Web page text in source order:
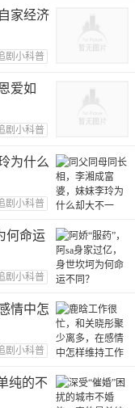
家经济
剧小科普
爱如
剧小科普
为什么
剧小科普
何命运
剧小科普
情中怎
剧小科普
纯的不